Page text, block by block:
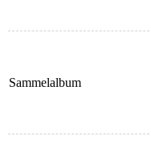
Sammelalbum